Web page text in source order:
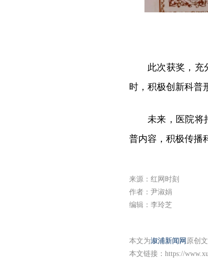
此次获奖，充
时，积极创新科普
未来，医院将
普内容，积极传播
来源：红网时刻
作者：尹淑娟
编辑：李玲芝
本文为溆浦新闻网 原创
本文链接： https://